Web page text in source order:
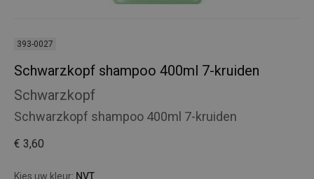
393-0027
Schwarzkopf shampoo 400ml 7-kruiden
Schwarzkopf
Schwarzkopf shampoo 400ml 7-kruiden
€ 3,60
Kies uw kleur: NVT